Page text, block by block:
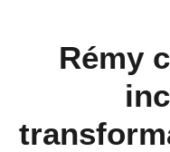
Rémy